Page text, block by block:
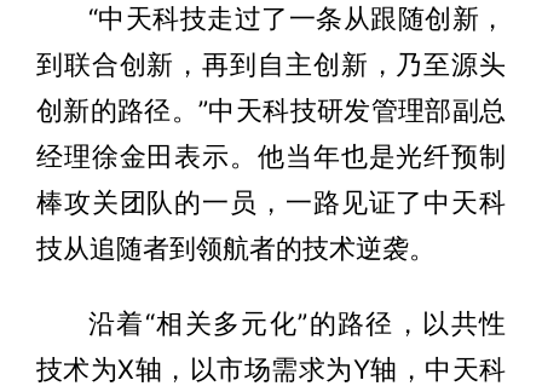
“中天科技走过了一条从跟随创新，
到联合创新，再到自主创新，乃至源头
创新的路径。”中天科技研发管理部副总
经理徐金田表示。他当年也是光纤预制
棒攻关团队的一员，一路见证了中天科
技从追随者到领航者的技术逆袭。
沿着“相关多元化”的路径，以共性
技术为X轴，以市场需求为Y轴，中天科